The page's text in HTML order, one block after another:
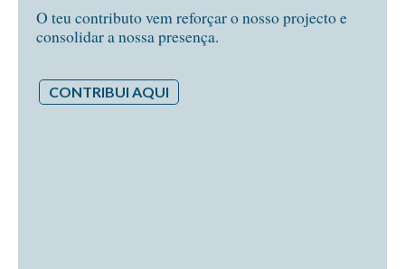
O teu contributo vem reforçar o nosso projecto e
consolidar a nossa presença.
CONTRIBUI AQUI